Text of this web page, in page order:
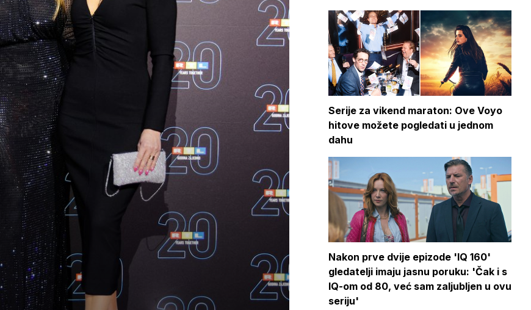
Serije za vikend maraton: Ove Voyo
hitove možete pogledati u jednom
dahu
Nakon prve dvije epizode 'IQ 160'
gledatelji imaju jasnu poruku: 'Čak i s
IQ-om od 80, već sam zaljubljen u ovu
seriju'